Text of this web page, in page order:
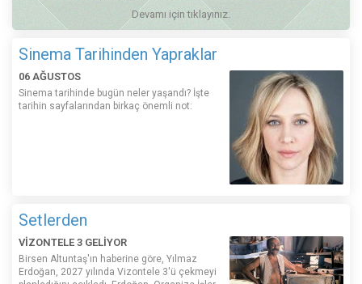
Devamı için tıklayınız.
Sinema Tarihinden Yapraklar
06 AĞUSTOS
Sinema tarihinde bugün neler yaşandı? İşte
tarihin sayfalarından birkaç önemli not:
Setlerden
VİZONTELE 3 GELİYOR
Birsen Altuntaş'ın haberine göre, Yılmaz
Erdoğan, 2027 yılında Vizontele 3'ü çekmeyi